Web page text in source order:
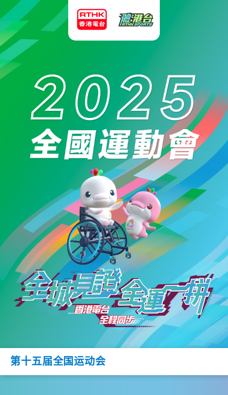
第十五届全国运动会